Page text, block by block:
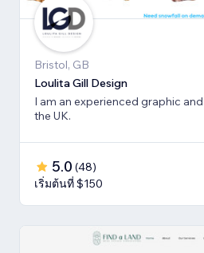
Bristol, GB
Loulita Gill Design
I am an experienced graphic
the UK.
5.0 (48)
เริ่มต้นที่ $150